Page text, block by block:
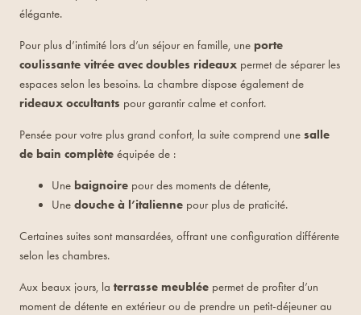
élégante.
Pour plus d’intimité lors d’un séjour en famille, une porte
coulissante vitrée avec doubles rideaux permet de séparer les
espaces selon les besoins. La chambre dispose également de
rideaux occultants pour garantir calme et confort.
Pensée pour votre plus grand confort, la suite comprend une salle
de bain complète équipée de :
Une baignoire pour des moments de détente,
Une douche à l’italienne pour plus de praticité.
Certaines suites sont mansardées, offrant une configuration différente
selon les chambres.
Aux beaux jours, la terrasse meublée permet de profiter d’un
moment de détente en extérieur ou de prendre un petit-déjeuner au